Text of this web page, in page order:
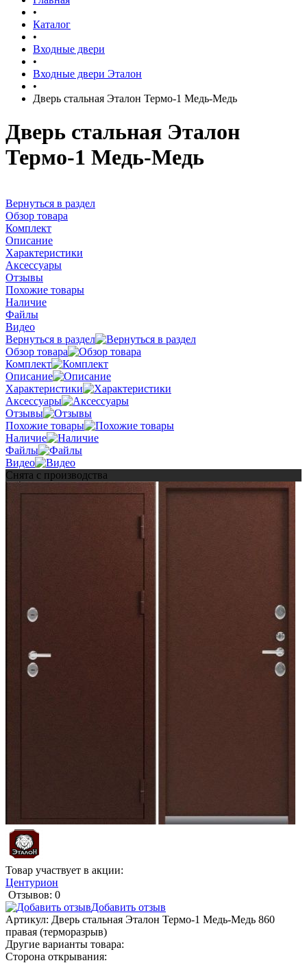
•
Каталог
•
Входные двери
•
Входные двери Эталон
•
Дверь стальная Эталон Термо-1 Медь-Медь
Дверь стальная Эталон
Термо-1 Медь-Медь
Вернуться в раздел
Обзор товара
Комплект
Описание
Характеристики
Аксессуары
Отзывы
Похожие товары
Наличие
Файлы
Видео
Вернуться в раздел
Обзор товара
Комплект
Описание
Характеристики
Аксессуары
Отзывы
Похожие товары
Наличие
Файлы
Видео
Снята с производства
Товар участвует в акции:
Центурион
Отзывов: 0
Добавить отзыв
Артикул: Дверь стальная Эталон Термо-1 Медь-Медь 860
правая (терморазрыв)
Другие варианты товара:
Сторона открывания: